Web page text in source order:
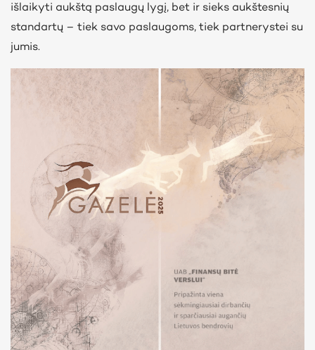
išlaikyti aukštą paslaugų lygį, bet ir sieks aukštesnių
standartų – tiek savo paslaugoms, tiek partnerystei su
jumis.